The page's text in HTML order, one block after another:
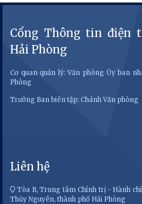
Cổng Thông tin điện
Hải Phòng
Cơ quan quản lý: Văn phòng Ủy ban
Phòng
Trưởng Ban biên tập: Chánh Văn phòng
Liên hệ
Tòa B, Trung tâm Chính trị - Hành
Thủy Nguyên, thành phố Hải Phòng